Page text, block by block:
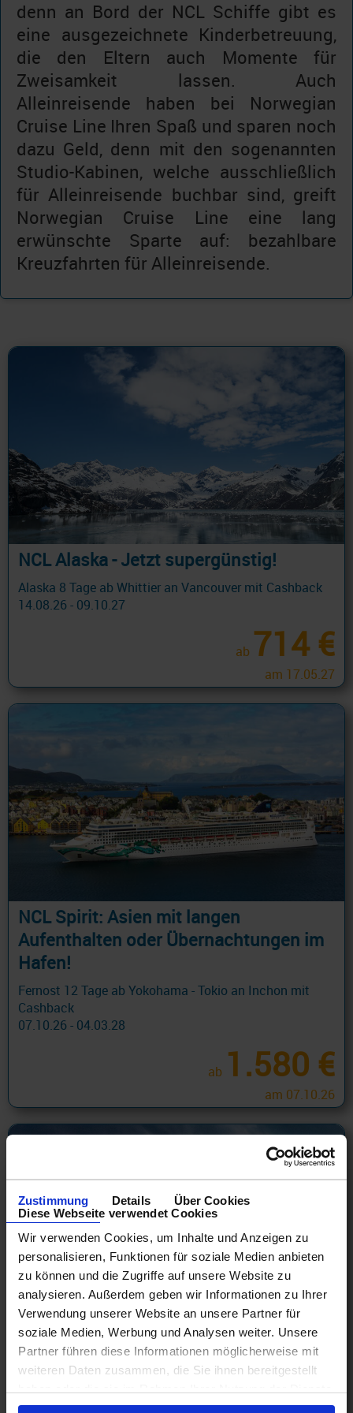
Zustimmung Details
Über Cookies
Diese Webseite verwendet Cookies
Wir verwenden Cookies, um Inhalte und Anzeigen zu
personalisieren, Funktionen für soziale Medien anbieten
zu können und die Zugriffe auf unsere Website zu
analysieren. Außerdem geben wir Informationen zu Ihrer
Verwendung unserer Website an unsere Partner für
soziale Medien, Werbung und Analysen weiter. Unsere
Partner führen diese Informationen möglicherweise mit
weiteren Daten zusammen, die Sie ihnen bereitgestellt
gesammelt haben.
denn an Bord der NCL Schiffe gibt es
eine ausgezeichnete Kinderbetreuung,
die den Eltern auch Momente für
Zweisamkeit lassen. Auch
Alleinreisende haben bei Norwegian
Cruise Line Ihren Spaß und sparen noch
dazu Geld, denn mit den sogenannten
Studio-Kabinen, welche ausschließlich
für Alleinreisende buchbar sind, greift
Norwegian Cruise Line eine lang
erwünschte Sparte auf: bezahlbare
Kreuzfahrten für Alleinreisende.
NCL Alaska - Jetzt supergünstig!
Alaska 8 Tage ab Whittier an Vancouver mit Cashback
14.08.26 - 09.10.27
ab 714 €
am 17.05.27
NCL Spirit: Asien mit langen
Aufenthalten oder Übernachtungen im
Hafen!
Fernost 12 Tage ab Yokohama - Tokio an Inchon mit
Cashback
07.10.26 - 04.03.28
ab 1.580 €
am 07.10.26
NCL Hawaii
Hawaii 8 Tage ab/an Honolulu mit Cashback